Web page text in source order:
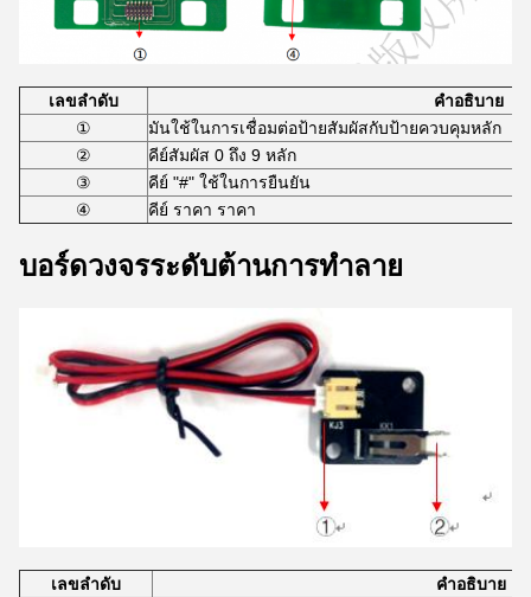
เลขลําดับ
คําอธิบาย
①
มันใช้ในการเชื่อมต่อป้ายสัมผัสกับป้ายควบคุมหลัก
②
คีย์สัมผัส 0 ถึง 9 หลัก
③
คีย์ "#" ใช้ในการยืนยัน
④
คีย์ ราคา ราคา
บอร์ดวงจรระดับต้านการทําลาย
เลขลําดับ คําอธิบาย